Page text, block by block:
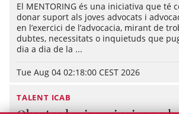
El MENTORING és una iniciativa que té
donar suport als joves advocats i
en l’exercici de l’advocacia, mirant de
dubtes, necessitats o inquietuds que
dia a dia de la ...
Tue Aug 04 02:18:00 CEST 2026
TALENT ICAB